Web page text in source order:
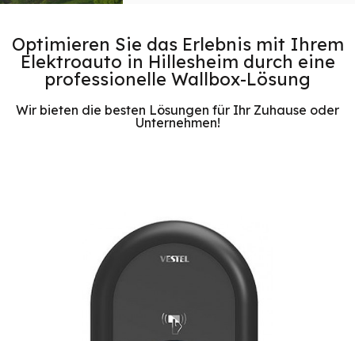
Optimieren Sie das Erlebnis mit Ihrem
Elektroauto in Hillesheim durch eine
professionelle Wallbox-Lösung
Wir bieten die besten Lösungen für Ihr Zuhause oder
Unternehmen!